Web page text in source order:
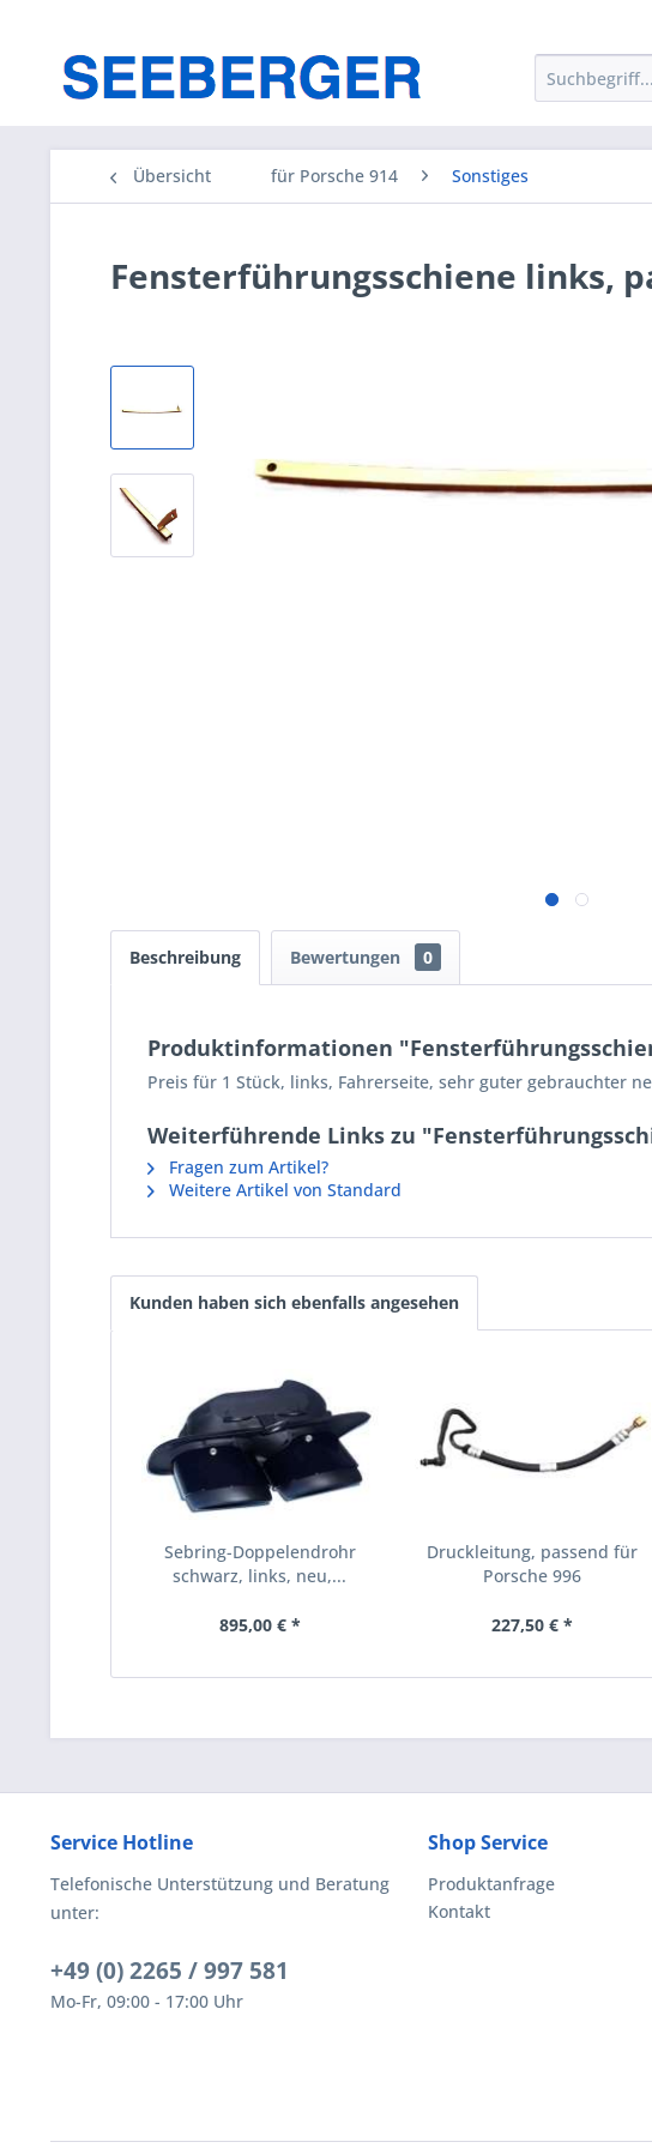
Übersicht für Porsche 914 Sonstiges
Fensterführungsschiene links,
Beschreibung Bewertungen 0
Produktinformationen
Preis für 1 Stück, links, Fahrerseite, sehr guter gebrauchter
Weiterführende Links zu
Fragen zum Artikel?
Weitere Artikel von Standard
Kunden haben sich ebenfalls angesehen
Sebring-Doppelendrohr
schwarz, links, neu,...
895,00 € *
Druckleitung, passend für
Porsche 996
227,50 € *
Service Hotline
Telefonische Unterstützung und Beratung
unter:
+49 (0) 2265 / 997 581
Mo-Fr, 09:00 - 17:00 Uhr
Shop Service
Produktanfrage
Kontakt